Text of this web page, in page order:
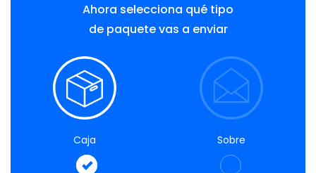
Ahora selecciona qué tipo
de paquete vas a enviar
Caja Sobre